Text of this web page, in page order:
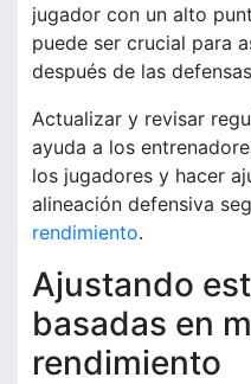
jugador con un alto
puede ser crucial para
después de las
Actualizar y revisar
ayuda a los
los jugadores y hacer
alineación defensiva
rendimiento.
Ajustando
basadas en
rendimiento